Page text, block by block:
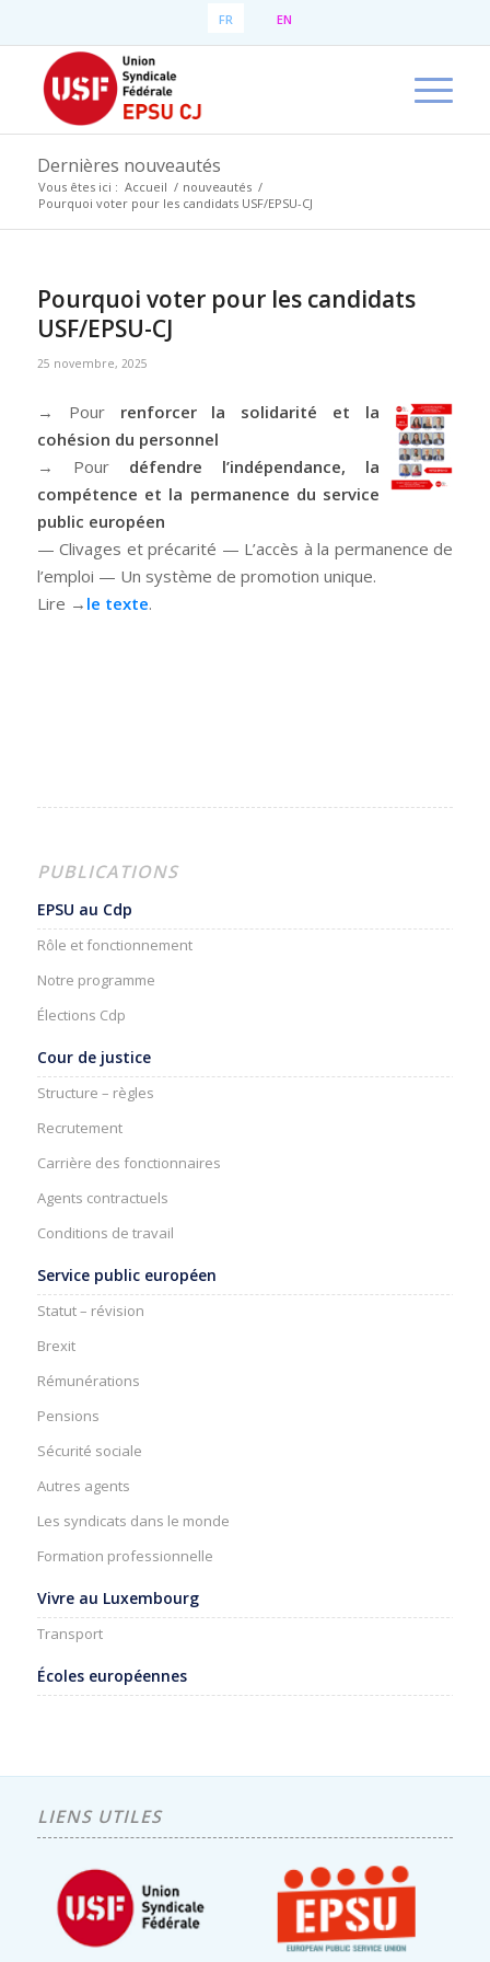
FR EN
Dernières nouveautés
Vous êtes ici : Accueil / nouveautés /
Pourquoi voter pour les candidats USF/EPSU-CJ
Pourquoi voter pour les candidats
USF/EPSU-CJ
25 novembre, 2025
→ Pourrenforcer la solidarité et la
cohésion du personnel
→ Pour défendre l’indépendance, la
compétence et la permanence du service
public européen
— Clivages et précarité — L’accès à la permanence de
l’emploi — Un système de promotion unique.
Lire → le texte.
PUBLICATIONS
EPSU au Cdp
Rôle et fonctionnement
Notre programme
Élections Cdp
Cour de justice
Structure – règles
Recrutement
Carrière des fonctionnaires
Agents contractuels
Conditions de travail
Service public européen
Statut – révision
Brexit
Rémunérations
Pensions
Sécurité sociale
Autres agents
Les syndicats dans le monde
Formation professionnelle
Vivre au Luxembourg
Transport
Écoles européennes
LIENS UTILES